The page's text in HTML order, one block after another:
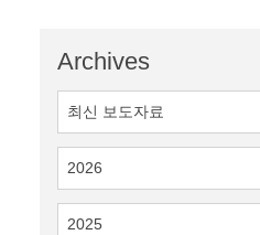
Archives
최신 보도자료
2026
2025